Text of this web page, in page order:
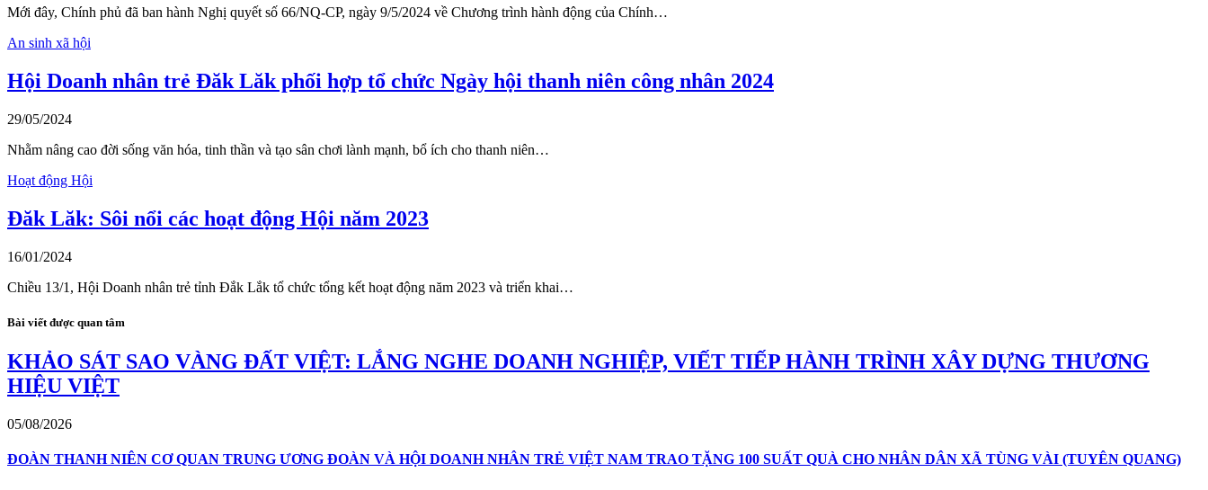
Mới đây, Chính phủ đã ban hành Nghị quyết số 66/NQ-CP, ngày 9/5/2024 về Chương trình hành động của Chính…
An sinh xã hội
Hội Doanh nhân trẻ Đăk Lăk phối hợp tổ chức Ngày hội thanh niên công nhân 2024
29/05/2024
Nhằm nâng cao đời sống văn hóa, tinh thần và tạo sân chơi lành mạnh, bổ ích cho thanh niên…
Hoạt động Hội
Đăk Lăk: Sôi nổi các hoạt động Hội năm 2023
16/01/2024
Chiều 13/1, Hội Doanh nhân trẻ tỉnh Đắk Lắk tổ chức tổng kết hoạt động năm 2023 và triển khai…
Bài viết được quan tâm
KHẢO SÁT SAO VÀNG ĐẤT VIỆT: LẮNG NGHE DOANH NGHIỆP, VIẾT TIẾP HÀNH TRÌNH XÂY DỰNG THƯƠNG
HIỆU VIỆT
05/08/2026
ĐOÀN THANH NIÊN CƠ QUAN TRUNG ƯƠNG ĐOÀN VÀ HỘI DOANH NHÂN TRẺ VIỆT NAM TRAO TẶNG 100 SUẤT QUÀ CHO NHÂN DÂN XÃ TÙNG VÀI (TUYÊN QUANG)